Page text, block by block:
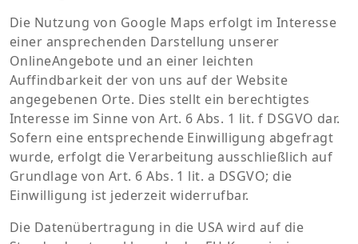
Die Nutzung von Google Maps erfolgt im Interesse
einer ansprechenden Darstellung unserer
OnlineAngebote und an einer leichten
Auffindbarkeit der von uns auf der Website
angegebenen Orte. Dies stellt ein berechtigtes
Interesse im Sinne von Art. 6 Abs. 1 lit. f DSGVO dar.
Sofern eine entsprechende Einwilligung abgefragt
wurde, erfolgt die Verarbeitung ausschließlich auf
Grundlage von Art. 6 Abs. 1 lit. a DSGVO; die
Einwilligung ist jederzeit widerrufbar.
Die Datenübertragung in die USA wird auf die